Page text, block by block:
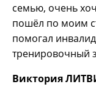
семью, очень
пошёл по моим
помогал
тренировочный
Виктория